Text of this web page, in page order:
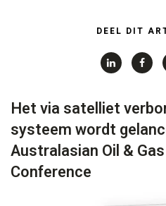
DEEL DIT
Het via satelliet
systeem wordt
Australasian Oil &
Conference